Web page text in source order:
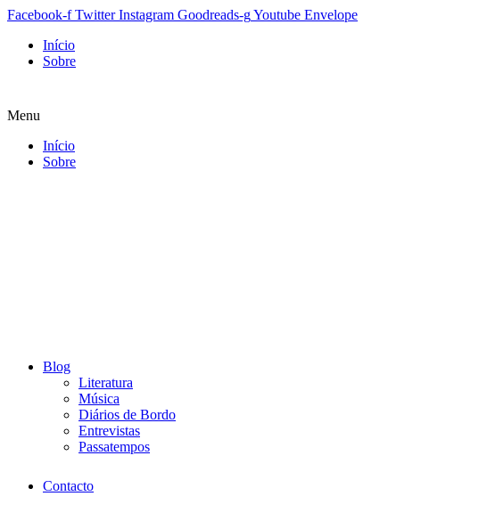
Facebook-f Twitter Instagram Goodreads-gYoutube Envelope
Início
Sobre
Menu
Início
Sobre
Blog
Literatura
Música
Diários de Bordo
Entrevistas
Passatempos
Contacto